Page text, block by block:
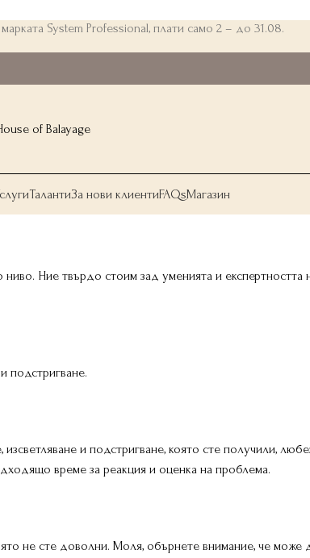
System Professional, плати само 2 – до 31.08.
ТалантиЗа нови клиентиFAQsМагазин
Ние твърдо стоим зад уменията и
подстригване.
и подстригване, която сте получили,
време за реакция и оценка на проблема.
не сте доволни. Моля, обърнете внимание, че